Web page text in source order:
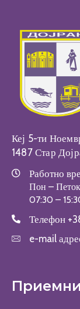
Кеј 5-ти
1487 Стар
Работно
Пон – Петок
07:30 –
Телефон
e-mail